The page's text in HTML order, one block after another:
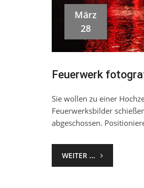
März
28
Feuerwerk
Sie wollen zu einer
Feuerwerksbilder
abgeschossen.
WEITER ...